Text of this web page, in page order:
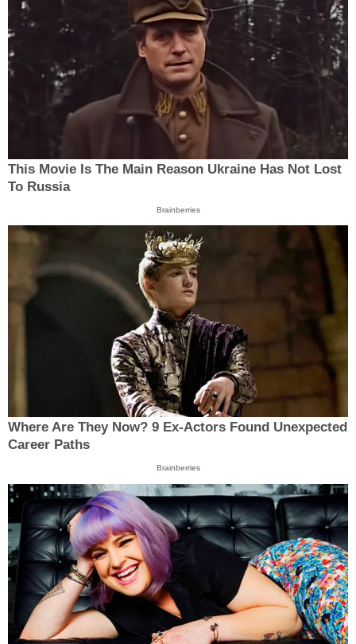
This Movie Is The Main Reason Ukraine Has Not Lost
To Russia
Brainberries
Where Are They Now? 9 Ex-Actors Found Unexpected
Career Paths
Brainberries